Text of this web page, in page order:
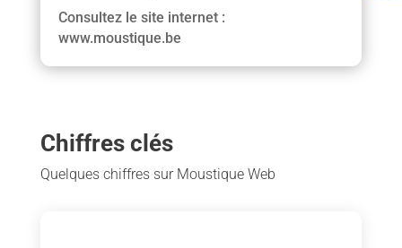
Consultez le site internet :
www.moustique.be
Chiffres clés
Quelques chiffres sur Moustique Web